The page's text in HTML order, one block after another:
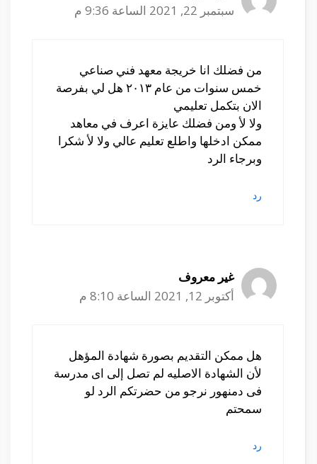
سبتمبر 22, 2021 الساعة 9:36 م
من فضلك انا خريجة معهد فني صناعي
خمس سنوات من عام ٢٠١٣ هل لي بفرصة
الان بتكمل تعليمي
ولا لأ ومن فضلك عايزة اعرف في معاهد
ممكن ادخلها واطلع تعليم عالي ولا لأ شكرا
وبرجاء الرد
رد
غير معروف
أكتوبر 12, 2021 الساعة 8:10 م
هل ممكن التقديم بصورة شهادة المؤهل
لأن الشهادة الاصليه لم تصل إلى اى مدرسة
فى دمنهور نرجو من حضرتكم الرد لو
سمحتم
رد